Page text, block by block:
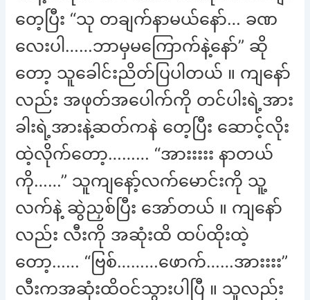
တေ့ပြီး “သု တချက်နာမယ်နော်… ခဏ
လေးပါ……ဘာမှမကြောက်နဲ့နော်” ဆို
တော့ သူခေါင်းညိတ်ပြပါတယ် ။ ကျနော်
လည်း အဖုတ်အပေါက်ကို တင်ပါးရဲ့အား
ခါးရဲ့အားနဲ့ဆတ်ကနဲ တေ့ပြီး ဆောင့်လိုး
ထဲ့လိုက်တော့……… “အားးးးး နာတယ်
ကို……” သူကျနော့်လက်မောင်းကို သူ့
လက်နဲ့ ဆွဲညှစ်ပြီး အော်တယ် ။ ကျနော်
လည်း လီးကို အဆုံးထိ ထပ်ထိုးထဲ့
တော့…… “ဗြစ်………ဖောက်……အားးးး”
လီးကအဆုံးထိဝင်သွားပါပြီ ။ သူလည်း